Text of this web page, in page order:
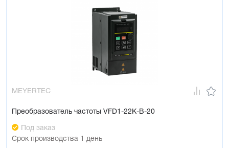
MEYERTEC
Преобразователь частоты VFD1-22K-B-20
Под заказ
Срок производства 1 день